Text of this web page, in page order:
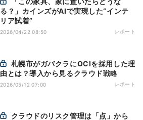
る？」カインズがAIで実現した“インテ
リア試着”
2026/04/22 08:50 レポート
由とは？導入から見るクラウド戦略
2026/05/12 07:00 レポート